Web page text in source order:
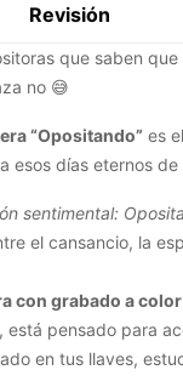
Revisión
que saben
no 😅
“Opositando” es
esos días eternos de
sentimental:
el cansancio, la
con grabado a color
, está pensado para
en tus llaves,